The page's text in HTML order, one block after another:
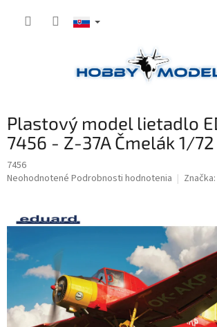
Plastový model lietadlo
7456 - Z-37A Čmelák 1/72
7456
Priemerné
0,0
z
5
hviezdičiek.
Neohodnotené Podrobnosti hodnotenia Značka: